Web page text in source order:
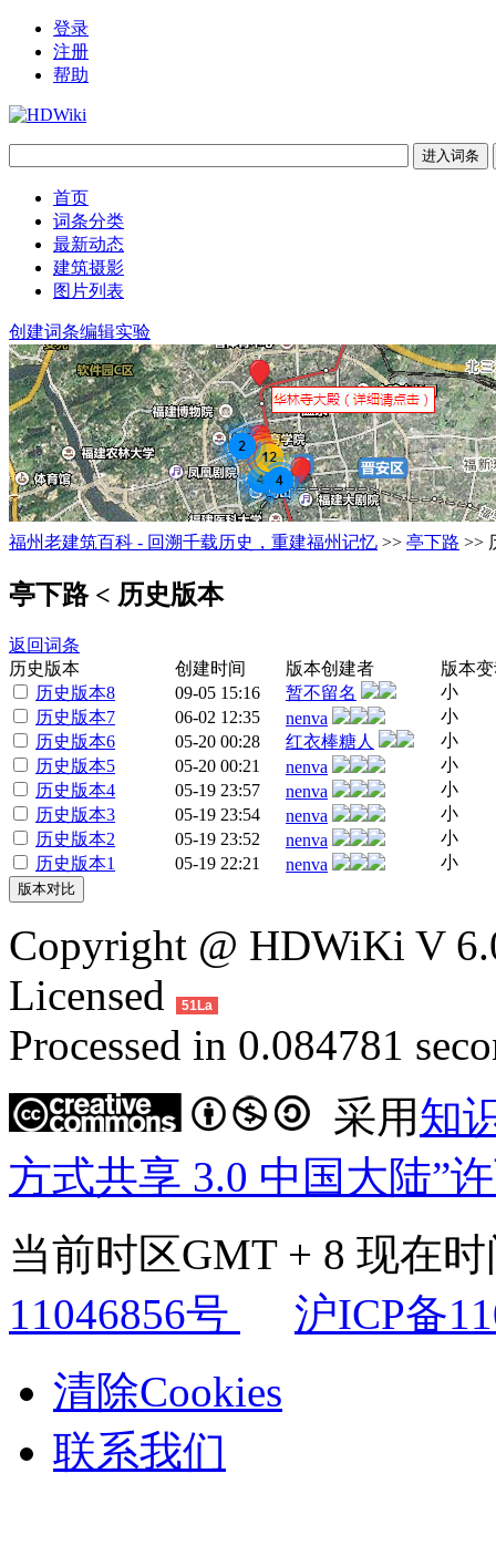
登录
注册
帮助
首页
词条分类
最新动态
建筑摄影
图片列表
创建词条编辑实验
福州老建筑百科 - 回溯千载历史，重建福州记忆 >> 亭下路 >>
亭下路< 历史版本
返回词条
历史版本
创建时间 版本创建者
版本
历史版本8
09-05 15:16 暂不留名
小
历史版本7
06-02 12:35 nenva
小
历史版本6
05-20 00:28 红衣棒糖人
小
历史版本5
05-20 00:21 nenva
小
历史版本4
05-19 23:57 nenva
小
历史版本3
05-19 23:54 nenva
小
历史版本2
05-19 23:52 nenva
小
历史版本1
05-19 22:21 nenva 小
Copyright @ HDWiKi V
Licensed
51La
Processed in 0.084781
采用知
方式共享 3.0 中国大陆”
当前时区GMT + 8 现在
11046856号
沪ICP备
清除Cookies
联系我们